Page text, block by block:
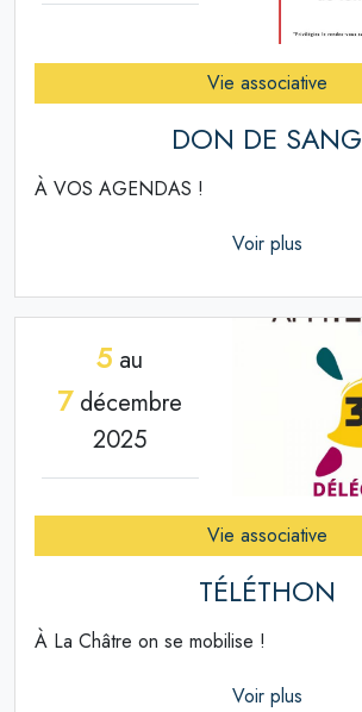
Vie associative
DON DE SANG
À VOS AGENDAS !
Voir plus
5 au
7décembre
2025
Vie associative
TÉLÉTHON
À La Châtre on se mobilise !
Voir plus